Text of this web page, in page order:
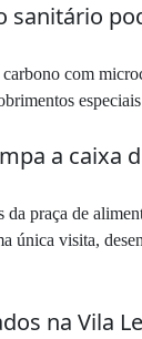
sanitário
com
a caixa
praça de
única visita,
na Vila